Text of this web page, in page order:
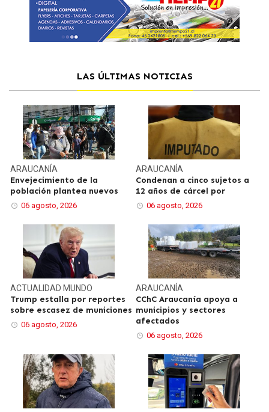
LAS ÚLTIMAS NOTICIAS
ARAUCANÍA
Envejecimiento de la
población plantea nuevos
06 agosto, 2026
ARAUCANÍA
Condenan a cinco sujetos a
12 años de cárcel por
06 agosto, 2026
ACTUALIDAD MUNDO
Trump estalla por reportes
sobre escasez de municiones
06 agosto, 2026
ARAUCANÍA
CChC Araucanía apoya a
municipios y sectores
afectados
06 agosto, 2026